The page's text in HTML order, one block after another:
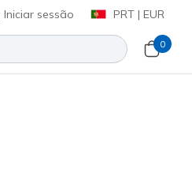
Iniciar sessão PRT | EUR
0